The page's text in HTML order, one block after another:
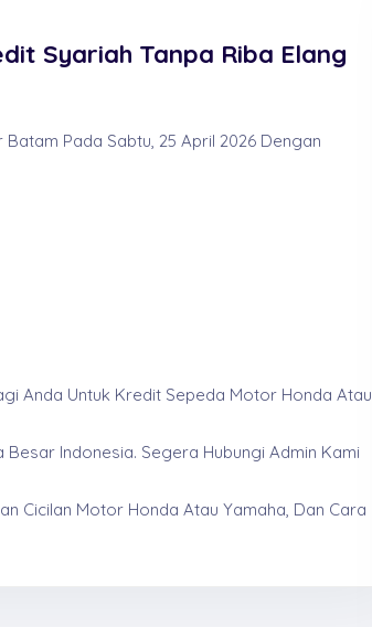
Syariah Tanpa Riba Elang
Pada Sabtu, 25 April 2026 Dengan
Anda Untuk Kredit Sepeda Motor Honda Atau
Indonesia. Segera Hubungi Admin Kami
Cicilan Motor Honda Atau Yamaha, Dan Cara